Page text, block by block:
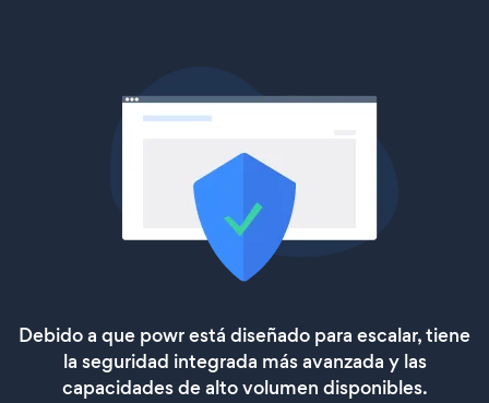
Debido a que powr está diseñado para escalar, tiene
la seguridad integrada más avanzada y las
capacidades de alto volumen disponibles.